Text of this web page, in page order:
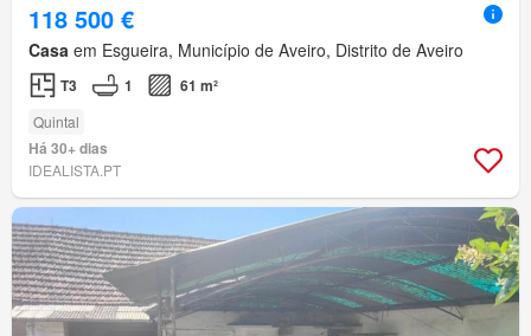
118 500 €
Casa em Esgueira, Município de Aveiro, Distrito de Aveiro
T3 1 61 m²
Quintal
Há 30+ dias
IDEALISTA.PT